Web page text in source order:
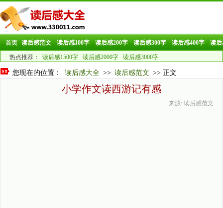
首页 读后感范文 读后感100字 读后感200字 读后感300字 读后感400字 读后
热点推荐： 读后感1500字 读后感2000字 读后感3000字
您现在的位置： 读后感大全 >> 读后感范文 >> 正文
小学作文读西游记有感
来源: 读后感范文